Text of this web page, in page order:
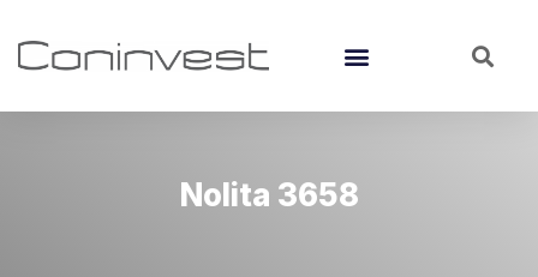
Nolita 3658